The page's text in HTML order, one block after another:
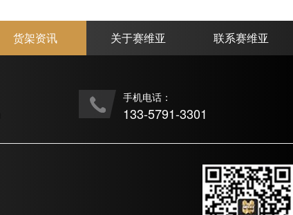
货架资讯 关于赛维亚 联系赛维亚
手机电话：
133-5791-3301